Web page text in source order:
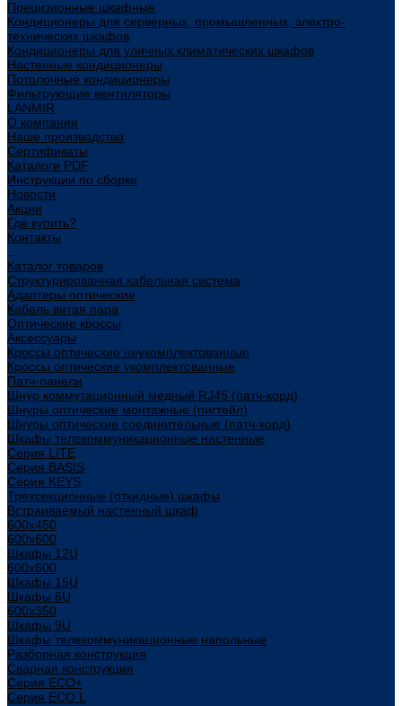
Прецизионные шкафные
Кондиционеры для серверных, промышленных, электро-
технических шкафов
Кондиционеры для уличных климатических шкафов
Настенные кондиционеры
Потолочные кондиционеры
Фильтрующие вентиляторы
LANMIR
О компании
Наше производство
Сертификаты
Каталоги PDF
Инструкции по сборке
Новости
Акции
Где купить?
Контакты
Каталог товаров
Структурированная кабельная система
Адаптеры оптические
Кабель витая пара
Оптические кроссы
Аксессуары
Кроссы оптические неукомплектованные
Кроссы оптические укомплектованные
Патч-панели
Шнур коммутационный медный RJ45 (патч-корд)
Шнуры оптические монтажные (пигтейл)
Шнуры оптические соединительные (патч-корд)
Шкафы телекоммуникационные настенные
Cерия LITE
Cерия BASIS
Cерия KEYS
Трехсекционные (откидные) шкафы
Встраиваемый настенный шкаф
600x450
600x600
Шкафы 12U
600x600
Шкафы 15U
Шкафы 6U
600x350
Шкафы 9U
Шкафы телекоммуникационные напольные
Разборная конструкция
Сварная конструкция
Серия ECO+
Серия ECO L